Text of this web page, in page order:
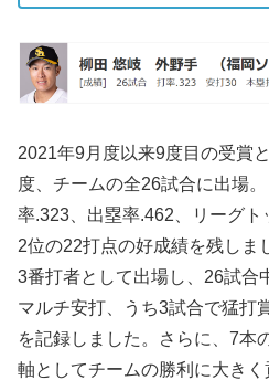
2021年9月度以来9度目の受賞
度、チームの全26試合に出場
率.323、出塁率.462、リーグ
2位の22打点の好成績を残しま
3番打者として出場し、26試合
マルチ安打、うち3試合で猛打
を記録しました。さらに、7本
軸としてチームの勝利に大き